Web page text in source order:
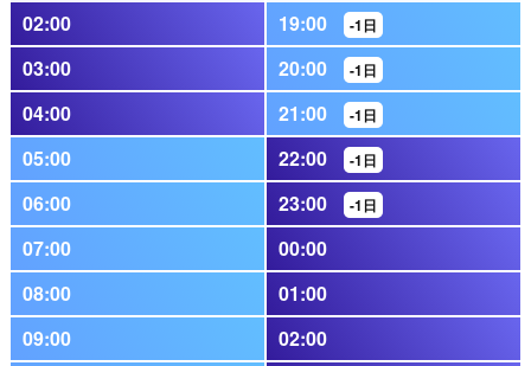
02:00 19:00 -1日
03:00 20:00 -1日
04:00 21:00 -1日
05:00 22:00 -1日
06:00 23:00 -1日
07:00
00:00
08:00
01:00
09:00
02:00